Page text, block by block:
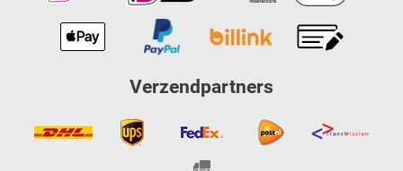
Verzendpartners